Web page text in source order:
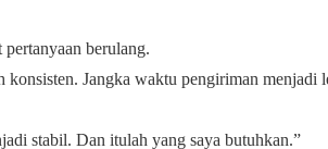
berulang.
Jangka waktu pengiriman menjadi
stabil. Dan itulah yang saya butuhkan.”